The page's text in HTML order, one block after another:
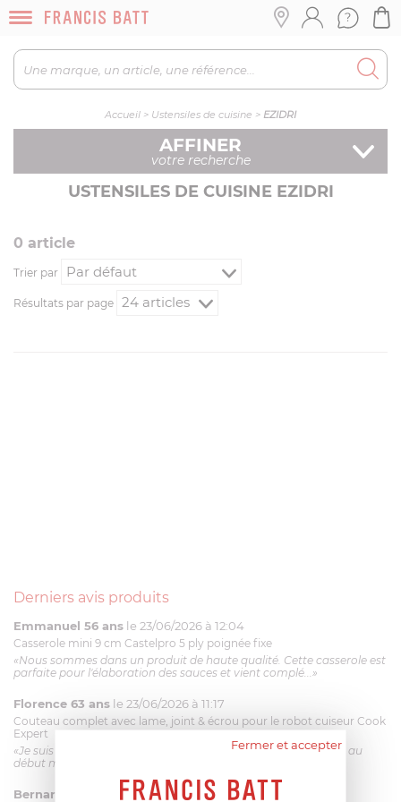
Accueil > Ustensiles de cuisine > EZIDRI
AFFINER
votre recherche
USTENSILES DE CUISINE EZIDRI
0 article
Trier par
Résultats par page
Derniers avis produits
Emmanuel 56 ans le 23/06/2026 à 12:04
Casserole mini 9 cm Castelpro 5 ply poignée fixe
«Nous sommes dans un produit de haute qualité. Cette casserole est
parfaite pour l'élaboration des sauces et vient complé...»
Florence 63 ans le 23/06/2026 à 11:17
Couteau complet avec lame, joint & écrou pour le robot cuiseur Cook
Expert
«Je suis satisfaite du couteau Magimix. L'écrou est un peu dur au
début mais ça le fait. La livraison a été très rapide. ...»
Bernard le 23/06/2026 à 09:43
Fermer et accepter